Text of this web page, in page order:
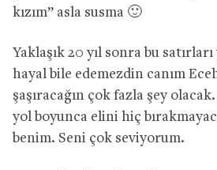
kızım” asla susma 🙂
Yaklaşık 20 yıl sonra bu satırları
hayal bile edemezdin canım
şaşıracağın çok fazla şey
yol boyunca elini hiç
benim. Seni çok seviyorum.